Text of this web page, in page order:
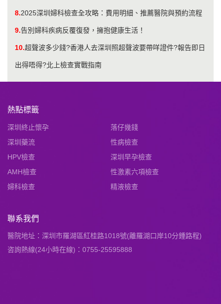
8.2025深圳婦科檢查全攻略：費用明細、推薦醫院與預約流程
9.告別婦科疾病反覆復發，擁抱健康生活！
10.超聲波多少錢?香港人去深圳照超聲波要帶咩證件?報告即日
出得唔得?北上檢查實戰指南
熱點標籤
深圳終止懷孕
落仔幾錢
深圳藥流
性病檢查
HPV檢查
深圳早孕檢查
AMH檢查
性激素六項檢查
婦科檢查
精液檢查
聯系我們
醫院地址：深圳市羅湖區紅桂路1018號(離羅湖口岸10分鍾路程)
咨詢熱線(24小時在線)：0755-25595888